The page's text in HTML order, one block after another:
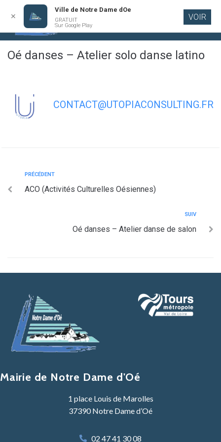
contenu
Oé danses – Atelier solo danse latino
CONTACT@UTOPIACONSULTING.FR
PRÉCÉDENT
ACO (Activités Culturelles Oésiennes)
SUIV
Oé danses – Atelier danse de salon
Mairie de Notre Dame d'Oé
1 place Louis de Marolles
37390 Notre Dame d’Oé
02 47 41 30 08
✕
Ville de Notre Dame dOe
GRATUIT
Sur Google Play
VOIR